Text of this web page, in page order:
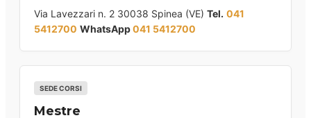
Via Lavezzari n. 2 30038 Spinea (VE) Tel. 041
5412700 WhatsApp041 5412700
SEDE CORSI
Mestre